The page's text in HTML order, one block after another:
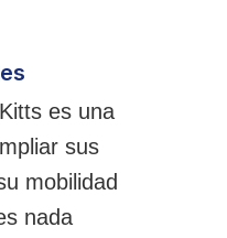
es una
sus
mobilidad
nada